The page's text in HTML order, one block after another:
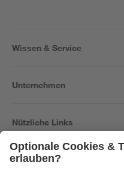
Wissen & Service
Unternehmen
Nützliche Links